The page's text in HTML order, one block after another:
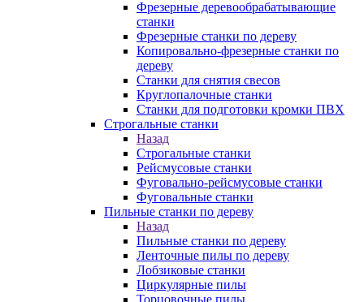
Фрезерные деревообрабатывающие
станки
Фрезерные станки по дереву
Копировально-фрезерные станки по
дереву
Станки для снятия свесов
Круглопалочные станки
Станки для подготовки кромки ПВХ
Строгальные станки
Назад
Строгальные станки
Рейсмусовые станки
Фуговально-рейсмусовые станки
Фуговальные станки
Пильные станки по дереву
Назад
Пильные станки по дереву
Ленточные пилы по дереву
Лобзиковые станки
Циркулярные пилы
Торцовочные пилы